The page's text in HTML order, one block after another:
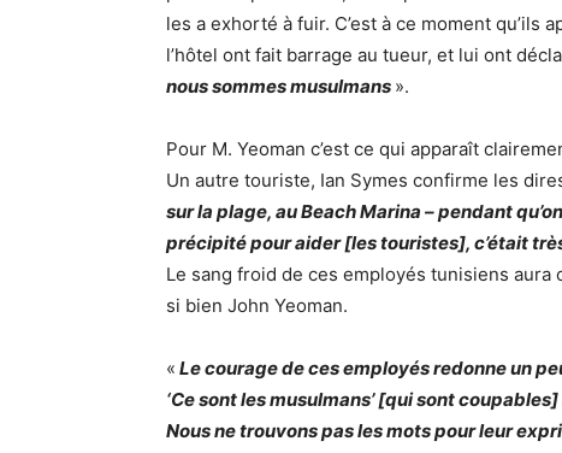
les a exhorté à fuir. C’est à ce moment qu’ils
l’hôtel ont fait barrage au tueur, et lui ont
nous sommes musulmans ».
Pour M. Yeoman c’est ce qui apparaît
Un autre touriste, Ian Symes confirme les
sur la plage, au Beach Marina – pendant
précipité pour aider [les touristes], c’était
Le sang froid de ces employés tunisiens aura
si bien John Yeoman.
« Le courage de ces employés redonne un
‘Ce sont les musulmans’ [qui sont
Nous ne trouvons pas les mots pour leur